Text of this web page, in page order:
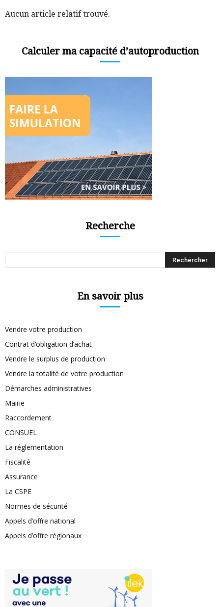
Aucun article relatif trouvé.
Calculer ma capacité d’autoproduction
Recherche
En savoir plus
Vendre votre production
Contrat d’obligation d’achat
Vendre le surplus de production
Vendre la totalité de votre production
Démarches administratives
Mairie
Raccordement
CONSUEL
La réglementation
Fiscalité
Assurance
La CSPE
Normes de sécurité
Appels d’offre national
Appels d’offre régionaux